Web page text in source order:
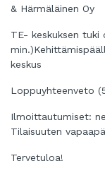
& Härmäläinen Oy
TE- keskuksen tuki
keskus
Loppuyhteenveto
Ilmoittautumiset:
Tilaisuuten
Tervetuloa!